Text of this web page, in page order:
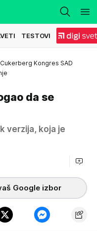
TESTOVI
Kongres SAD
da se
verzija, koja je
Google izbor